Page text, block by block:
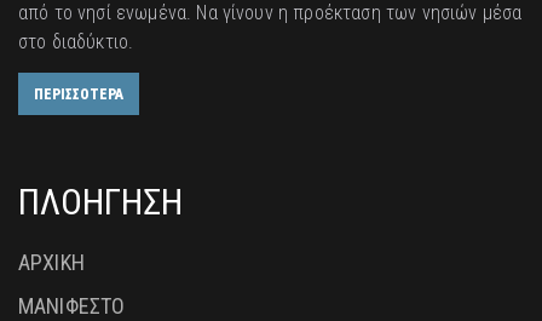
από το νησί ενωμένα. Να γίνουν η προέκταση των νησιών μέσα
στο διαδύκτιο.
ΠΕΡΙΣΣΟΤΕΡΑ
ΠΛΟΗΓΗΣΗ
ΑΡΧΙΚΗ
ΜΑΝΙΦΕΣΤΟ